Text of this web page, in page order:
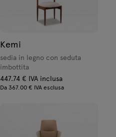
Kemi
sedia in legno con seduta
imbottita
447.74 € IVA inclusa
Da 367.00 € IVA esclusa